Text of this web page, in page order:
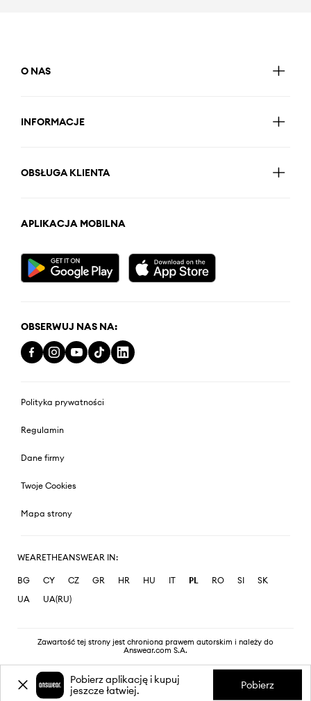
O NAS
INFORMACJE
OBSŁUGA KLIENTA
APLIKACJA MOBILNA
OBSERWUJ NAS NA:
Polityka prywatności
Regulamin
Dane firmy
Twoje Cookies
Mapa strony
WEARETHEANSWEAR IN:
BG CY CZ GR HR HU IT PL RO SI
SK
UA
UA(RU)
Zawartość tej strony jest chroniona prawem autorskim i należy do
Answear.com S.A.
Pobierz aplikację i kupuj
jeszcze łatwiej.
Pobierz